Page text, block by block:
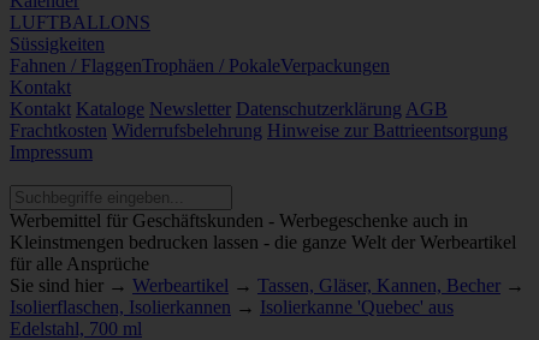
LUFTBALLONS
Süssigkeiten
Fahnen / FlaggenTrophäen / PokaleVerpackungen
Kontakt
Kontakt Kataloge Newsletter Datenschutzerklärung AGB
Frachtkosten Widerrufsbelehrung Hinweise zur Battrieentsorgung
Impressum
Werbemittel für Geschäftskunden - Werbegeschenke auch in
Kleinstmengen bedrucken lassen - die ganze Welt der Werbeartikel
für alle Ansprüche
Sie sind hier → Werbeartikel → Tassen, Gläser, Kannen, Becher →
Isolierflaschen, Isolierkannen → Isolierkanne 'Quebec' aus
Edelstahl, 700 ml